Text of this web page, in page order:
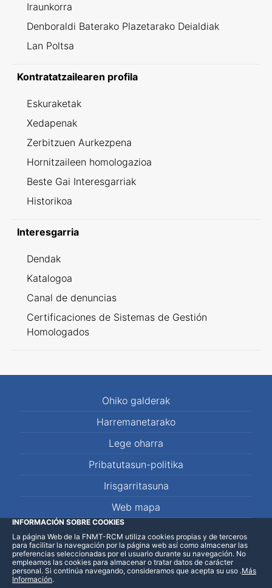
Iraunkorra
Denboraldi Baterako Plazetarako Deialdiak
Lan Poltsa
Kontratatzailearen profila
Eskuraketak
Xedapenak
Zerbitzuen Aurkezpena
Hornitzaileen homologazioa
Beste Gai Interesgarriak
Historikoa
Interesgarria
Dendak
Katalogoa
Canal de denuncias
Certificaciones de Sistemas de Gestión
Homologados
Ohiko galderak
Harremanetarako
Lege oharra
Pribatutasun-politika
Irisgarritasuna
Web mapa
LinkedInFacebookWhatsApp
INFORMACIÓN SOBRE COOKIES
La página Web de la FNMT-RCM utiliza cookies propias y de terceros
para facilitar la navegación por la página web así como almacenar las
preferencias seleccionadas por el usuario durante su navegación. No
empleamos las cookies para almacenar o tratar datos de carácter
personal. Si continúa navegando, consideramos que acepta su uso .Más
Información.